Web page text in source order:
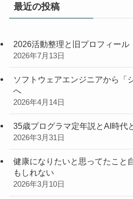
最近の投稿
2026活動整理と旧プロフィール
2026年7月13日
ソフトウェアエンジニアから「
へ
2026年4月14日
35歳プログラマ定年説とAI時代
2026年3月31日
健康になりたいと思ってたこと
もしれない
2026年3月10日